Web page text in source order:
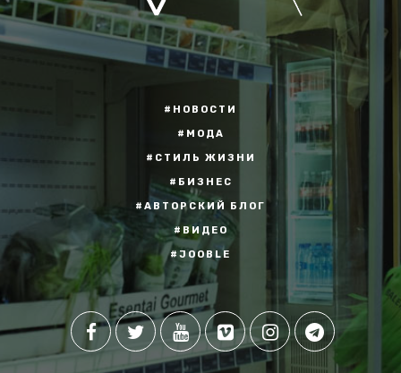
#НОВОСТИ
#МОДА
#СТИЛЬ ЖИЗНИ
#БИЗНЕС
#АВТОРСКИЙ БЛОГ
#ВИДЕО
#JOOBLE